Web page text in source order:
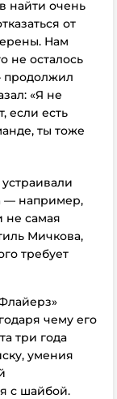
найти очень
от
Нам
не осталось
продолжил
«Я не
если есть
ты тоже
— например,
не самая
Мичкова,
требует
чему его
три года
умения
с шайбой.